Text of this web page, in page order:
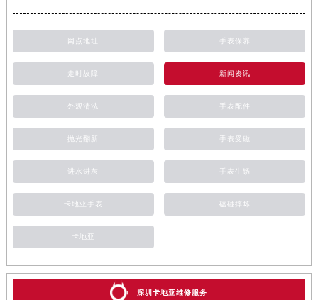
网点地址 手表保养
走时故障 新闻资讯
外观清洗 手表配件
抛光翻新 手表受磁
进水进灰 手表生锈
卡地亚手表 磕碰摔坏
卡地亚
深圳卡地亚维修服务